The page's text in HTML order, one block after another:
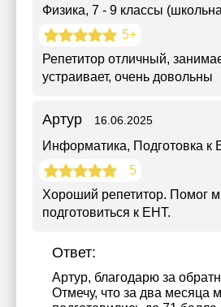
Физика, 7 - 9 классы
5+
Репетитор отличный,
устраивает, очень довольны
Артур 16.06.2025
Информатика, Подготовка к
5
Хороший репетитор. Помог
подготовиться к ЕНТ.
Ответ:
Артур, благодарю за
Отмечу, что за два месяца